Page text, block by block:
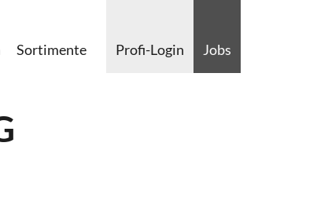
Sortimente Profi-Login Jobs